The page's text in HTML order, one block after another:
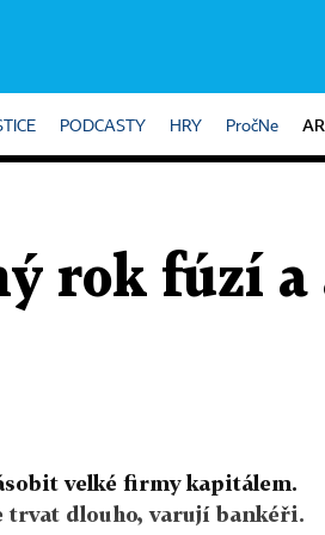
PODCASTY HRY PročNe
rok fúzí a
velké firmy kapitálem.
trvat dlouho, varují bankéři.